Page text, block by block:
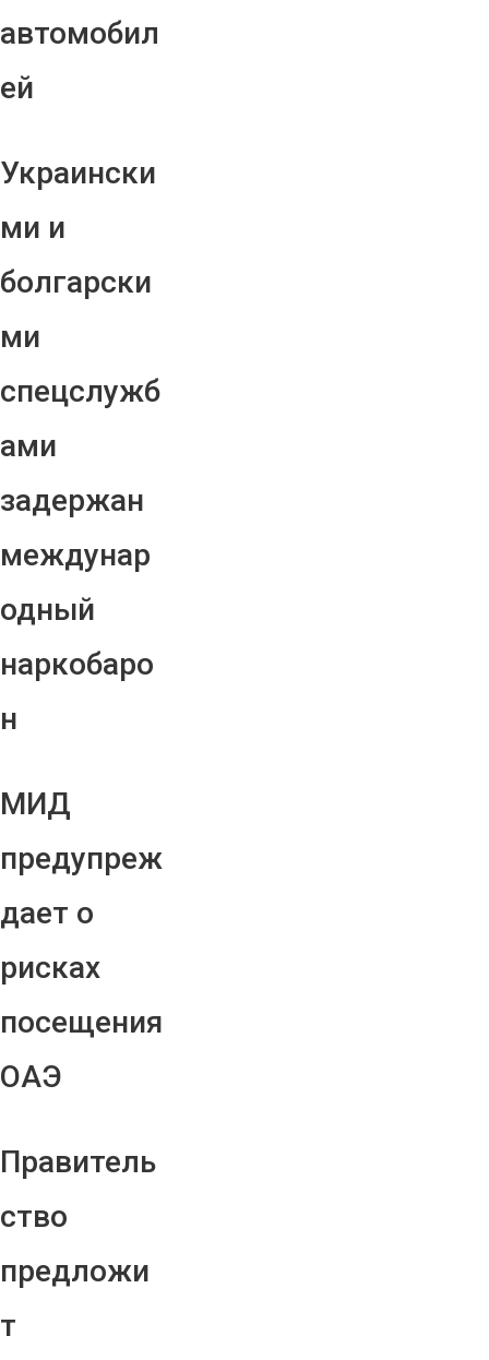
автомобил
ей
Украински
ми и
болгарски
ми
спецслужб
ами
задержан
междунар
одный
наркобаро
н
МИД
предупреж
дает о
рисках
посещения
ОАЭ
Правитель
ство
предложи
т